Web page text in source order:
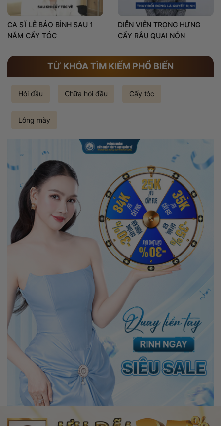
CA SĨ LÊ BẢO BÌNH SAU 1
NĂM CẤY TÓC
DIỄN VIÊN TRỌNG HƯNG
CẤY RÂU QUAI NÓN
TỪ KHÓA TÌM KIẾM PHỔ BIẾN
Hói đầu Chữa hói đầu Cấy tóc
Lông mày